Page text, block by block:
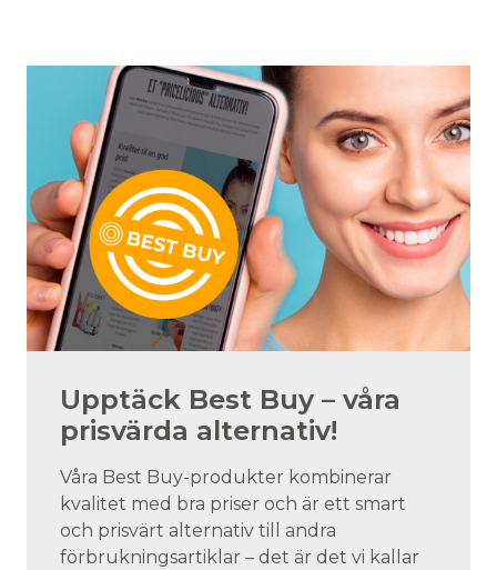
Upptäck Best Buy – våra
prisvärda alternativ!
Våra Best Buy-produkter kombinerar
kvalitet med bra priser och är ett smart
och prisvärt alternativ till andra
förbrukningsartiklar – det är det vi kallar